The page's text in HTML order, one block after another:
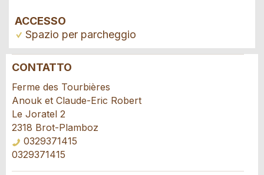
ACCESSO
Spazio per parcheggio
Contestare l'annuncio
Il tuo feedback è molto apprezzato!
Feedback generale
Questo annuncio non è più valido
Annuncio incompleto
Consigliamo l'annuncio
Raccomando questo annuncio agli amici.
CONTATTO
Ferme des Tourbières
Anouk et Claude-Eric Robert
Le Joratel 2
2318 Brot-Plamboz
0329371415
0329371415